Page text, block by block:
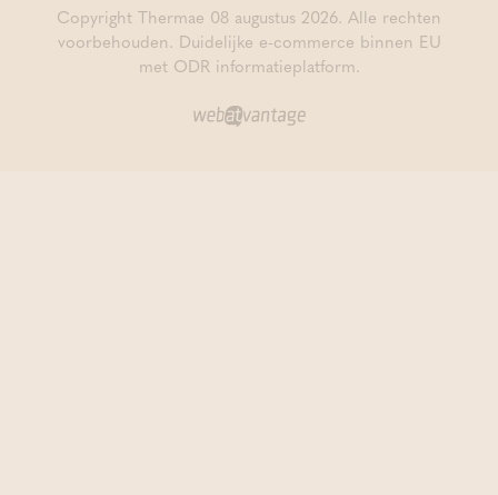
Copyright Thermae 08 augustus 2026. Alle rechten
voorbehouden. Duidelijke e-commerce binnen EU
met ODR informatieplatform.